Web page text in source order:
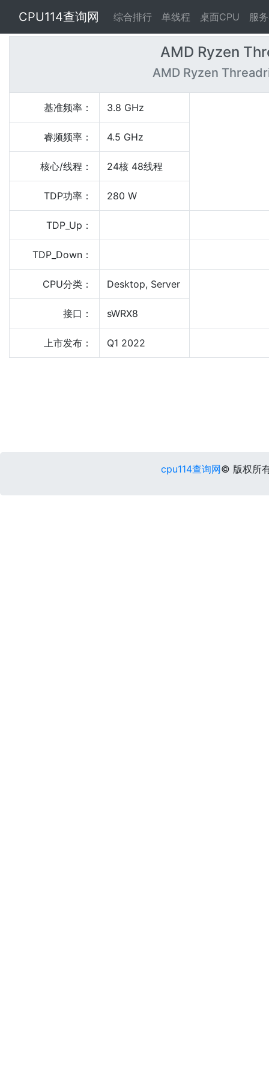
CPU114查询网 综合排行 单线程 桌面CPU 服
AMD Ryzen
AMD Ryzen
基准频率： 3.8 GHz
睿频频率： 4.5 GHz
核心/线程： 24核 48线程
TDP功率： 280 W
TDP_Up：
TDP_Down：
CPU分类： Desktop, Server
接口： sWRX8
上市发布： Q1 2022
cpu114查询网© 版权所